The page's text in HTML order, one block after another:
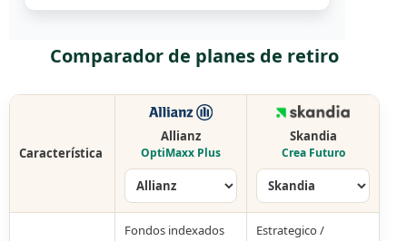
Comparador de planes de retiro
Característica
Allianz
OptiMaxx Plus
Skandia
Crea Futuro
Fondos indexados
Estrategico /